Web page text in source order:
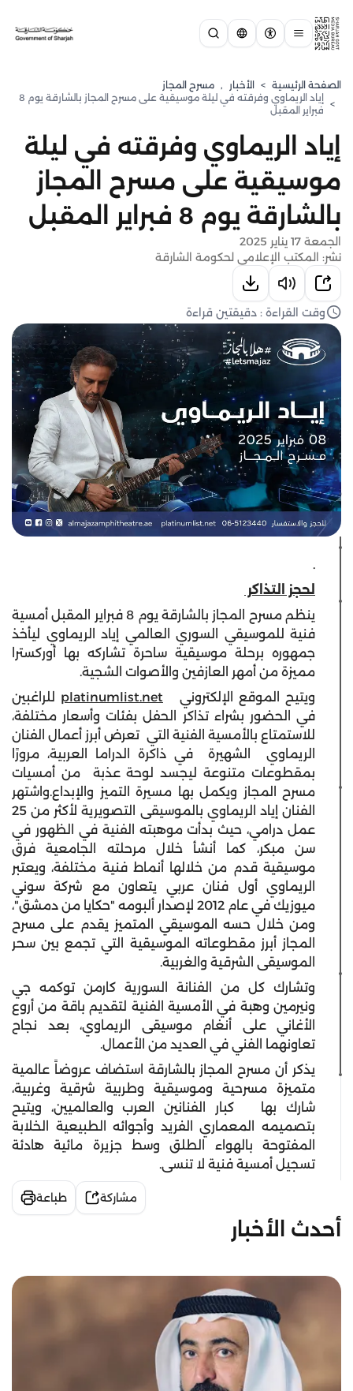
الصفحة الرئيسية > الأخبار , مسرح المجاز
>
إياد الريماوي وفرقته في ليلة موسيقية على مسرح المجاز بالشارقة يوم 8
فبراير المقبل
إياد الريماوي وفرقته في ليلة
موسيقية على مسرح المجاز
بالشارقة يوم 8 فبراير المقبل
الجمعة 17 يناير 2025
نشر: المكتب الإعلامي لحكومة الشارقة
وقت القراءة : دقيقتين قراءة
.
لحجز التذاكر
ينظم مسرح المجاز بالشارقة يوم 8 فبراير المقبل أمسية
فنية للموسيقي السوري العالمي إياد الريماوي ليأخذ
جمهوره برحلة موسيقية ساحرة تشاركه بها أوركسترا
مميزة من أمهر العازفين والأصوات الشجية.
ويتيح الموقع الإلكتروني platinumlist.net للراغبين
في الحضور بشراء تذاكر الحفل بفئات وأسعار مختلفة،
للاستمتاع بالأمسية الفنية التي تعرض أبرز أعمال الفنان
الريماوي الشهيرة في ذاكرة الدراما العربية، مرورًا
بمقطوعات متنوعة ليجسد لوحة عذبة من أمسيات
مسرح المجاز ويكمل بها مسيرة التميز والإبداع.واشتهر
الفنان إياد الريماوي بالموسيقى التصويرية لأكثر من 25
عمل درامي، حيث بدأت موهبته الفنية في الظهور في
سن مبكر، كما أنشأ خلال مرحلته الجامعية فرق
موسيقية قدم من خلالها أنماط فنية مختلفة، ويعتبر
الريماوي أول فنان عربي يتعاون مع شركة سوني
ميوزيك في عام 2012 لإصدار ألبومه "حكايا من دمشق"،
ومن خلال حسه الموسيقي المتميز يقدم على مسرح
المجاز أبرز مقطوعاته الموسيقية التي تجمع بين سحر
الموسيقى الشرقية والغربية.
وتشارك كل من الفنانة السورية كارمن توكمه جي
ونيرمين وهبة في الأمسية الفنية لتقديم باقة من أروع
الأغاني على أنغام موسيقى الريماوي، بعد نجاح
تعاونهما الفني في العديد من الأعمال.
يذكر أن مسرح المجاز بالشارقة استضاف عروضاً عالمية
متميزة مسرحية وموسيقية وطربية شرقية وغربية،
شارك بها كبار الفنانين العرب والعالميين، ويتيح
بتصميمه المعماري الفريد وأجوائه الطبيعية الخلابة
المفتوحة بالهواء الطلق وسط جزيرة مائية هادئة
تسجيل أمسية فنية لا تنسى.
مشاركة طباعة
أحدث الأخبار